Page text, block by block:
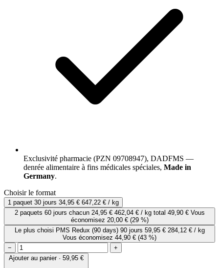
Exclusivité pharmacie (PZN 09708947), DADFMS —
denrée alimentaire à fins médicales spéciales, Made in
Germany.
Choisir le format
1 paquet 30 jours 34,95 € 647,22 € / kg
2 paquets 60 jours chacun 24,95 € 462,04 € / kg total 49,90 € Vous
économisez 20,00 € (29 %)
Le plus choisi PMS Redux (90 days) 90 jours 59,95 € 284,12 € / kg
Vous économisez 44,90 € (43 %)
−
+
Ajouter au panier · 59,95 €